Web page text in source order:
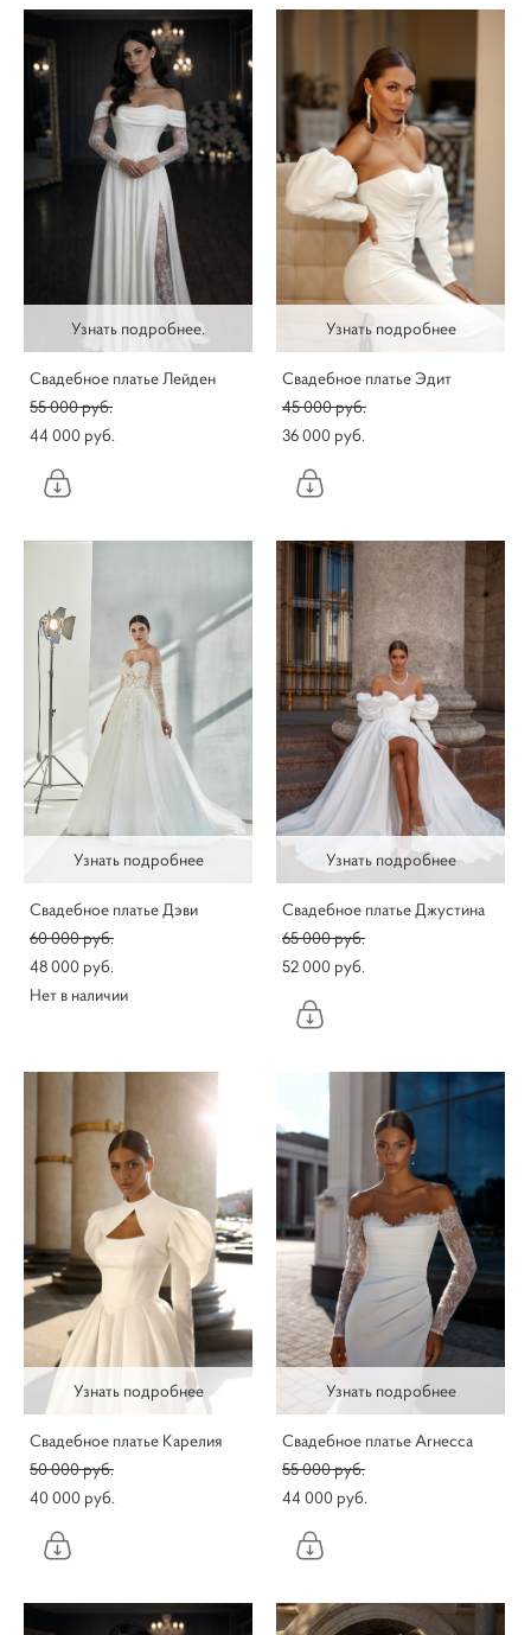
Узнать подробнее.
Свадебное платье Лейден
55 000 pуб.
44 000 pуб.
Узнать подробнее
Свадебное платье Эдит
45 000 pуб.
36 000 pуб.
Узнать подробнее
Свадебное платье Дэви
60 000 pуб.
48 000 pуб.
Нет в наличии
Узнать подробнее
Свадебное платье Джустина
65 000 pуб.
52 000 pуб.
Узнать подробнее
Свадебное платье Карелия
50 000 pуб.
40 000 pуб.
Узнать подробнее
Свадебное платье Агнесса
55 000 pуб.
44 000 pуб.